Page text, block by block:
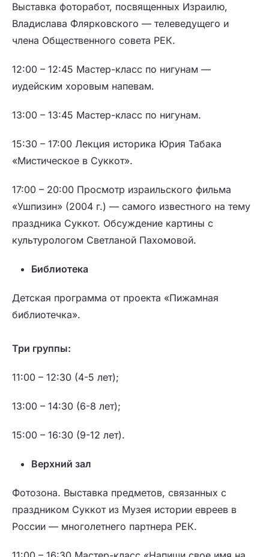
Выставка фоторабот, посвященных Израилю,
Владислава Флярковского — телеведущего и
члена Общественного совета РЕК.
12:00 – 12:45 Мастер-класс по нигунам —
иудейским хоровым напевам.
13:00 – 13:45 Мастер-класс по нигунам.
15:30 – 17:00 Лекция историка Юрия Табака
«Мистическое в Суккот».
17:00 – 20:00 Просмотр израильского фильма
«Ушпизин» (2004 г.) — самого известного на тему
праздника Суккот. Обсуждение картины с
культурологом Светланой Пахомовой.
Библиотека
Детская программа от проекта «Пижамная
библиотечка».
Три группы:
11:00 – 12:30 (4-5 лет);
13:00 – 14:30 (6-8 лет);
15:00 – 16:30 (9-12 лет).
Верхний зал
Фотозона. Выставка предметов, связанных с
праздником Суккот из Музея истории евреев в
России — многолетнего партнера РЕК.